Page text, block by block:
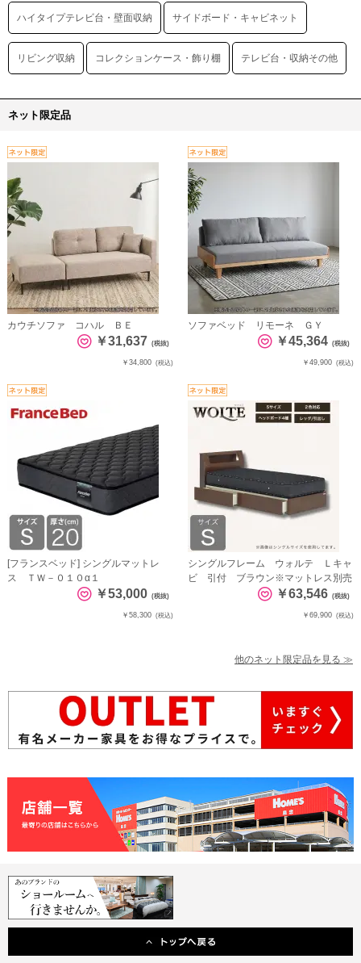
ハイタイプテレビ台・壁面収納 サイドボード・キャビネット
リビング収納 コレクションケース・飾り棚 テレビ台・収納その他
ネット限定品
カウチソファ コハル ＢＥ
￥31,637 (税抜)
￥34,800 (税込)
ソファベッド リモーネ ＧＹ
￥45,364 (税抜)
￥49,900 (税込)
[フランスベッド] シングルマットレ
ス ＴＷ－０１０α１
￥53,000 (税抜)
￥58,300 (税込)
シングルフレーム ウォルテ Ｌキャ
ビ 引付 ブラウン※マットレス別売
￥63,546 (税抜)
￥69,900 (税込)
他のネット限定品を見る ≫